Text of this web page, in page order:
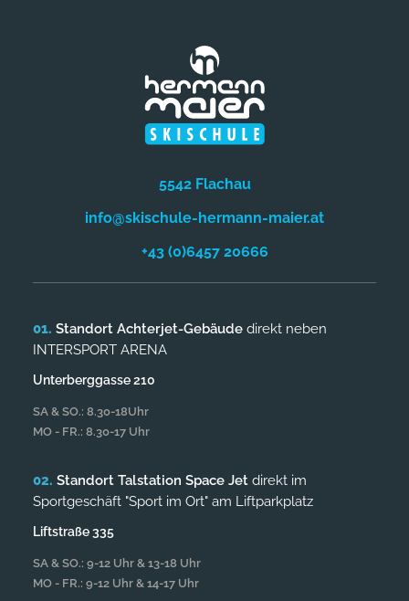
5542 Flachau
info@skischule-hermann-maier.at
+43 (0)6457 20666
Standort Achterjet-Gebäude direkt neben
INTERSPORT ARENA
Unterberggasse 210
SA & SO.: 8.30-18Uhr
MO - FR.: 8.30-17 Uhr
Standort Talstation Space Jet direkt im
Sportgeschäft "Sport im Ort" am Liftparkplatz
Liftstraße 335
SA & SO.: 9-12 Uhr & 13-18 Uhr
MO - FR.: 9-12 Uhr & 14-17 Uhr